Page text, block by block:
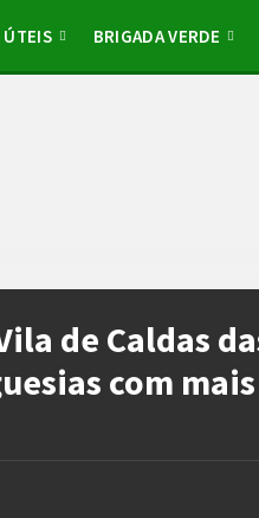
ÚTEIS BRIGADA VERDE
de Caldas
com mais